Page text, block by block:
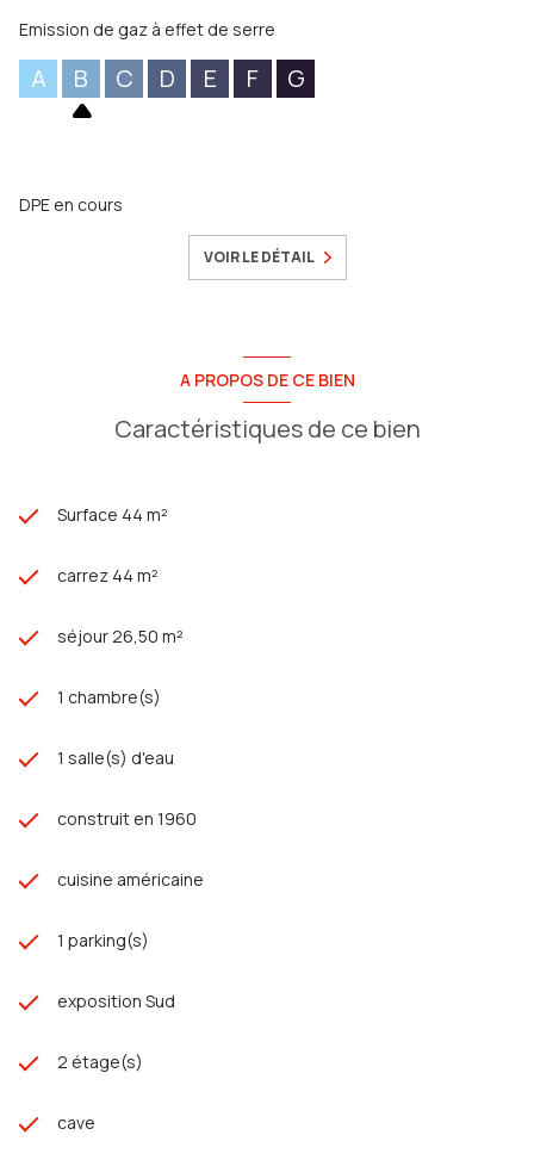
Emission de gaz à effet de serre
A B C D E F G
DPE en cours
VOIR LE DÉTAIL
A PROPOS DE CE BIEN
Caractéristiques de ce bien
Surface 44 m²
carrez 44 m²
séjour 26,50 m²
1 chambre(s)
1 salle(s) d'eau
construit en 1960
cuisine américaine
1 parking(s)
exposition Sud
2 étage(s)
cave